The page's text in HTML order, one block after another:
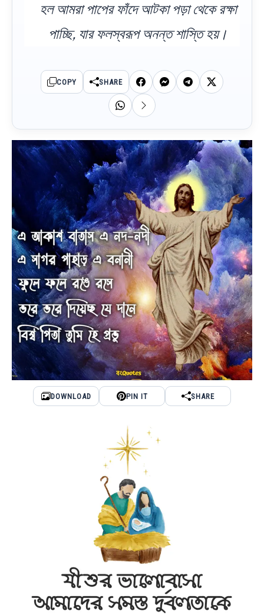
হল আমরা পাপের ফাঁদে আটকা পড়া থেকে রক্ষা
পাচ্ছি, যার ফলস্বরূপ অনন্ত শাস্তি হয়।
COPY SHARE
DOWNLOAD PIN IT SHARE